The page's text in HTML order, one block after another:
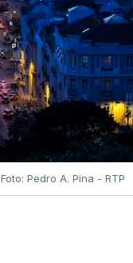
Foto: Pedro A. Pina - RTP